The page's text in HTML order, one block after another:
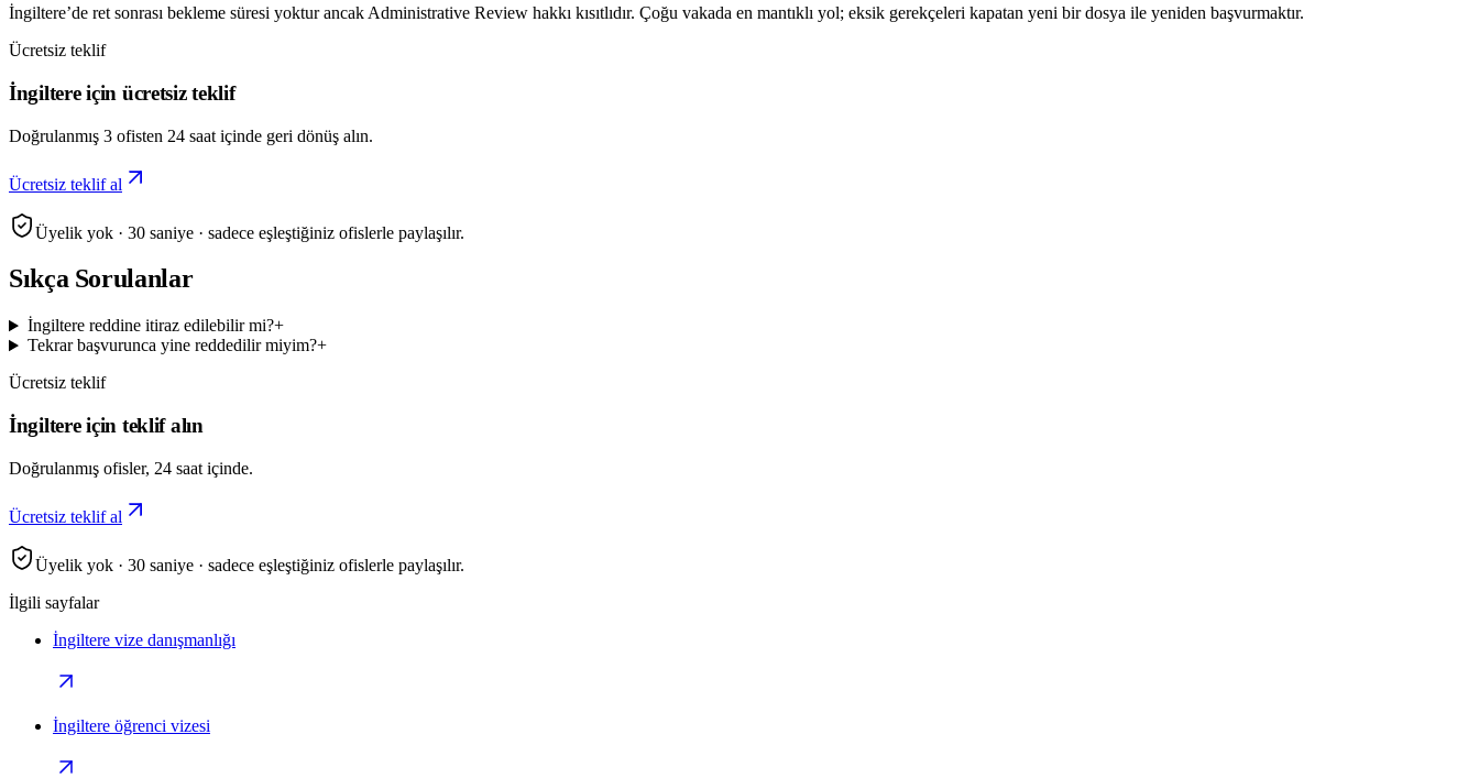
İngiltere’de ret sonrası bekleme süresi yoktur ancak Administrative Review hakkı kısıtlıdır. Çoğu vakada en mantıklı yol; eksik gerekçeleri kapatan yeni bir dosya ile yeniden başvurmaktır.
Ücretsiz teklif
İngiltere için ücretsiz teklif
Doğrulanmış 3 ofisten 24 saat içinde geri dönüş alın.
Ücretsiz teklif al
Üyelik yok · 30 saniye · sadece eşleştiğiniz ofislerle paylaşılır.
Sıkça Sorulanlar
İngiltere reddine itiraz edilebilir mi?+
Tekrar başvurunca yine reddedilir miyim?+
Ücretsiz teklif
İngiltere için teklif alın
Doğrulanmış ofisler, 24 saat içinde.
Ücretsiz teklif al
Üyelik yok · 30 saniye · sadece eşleştiğiniz ofislerle paylaşılır.
İlgili sayfalar
İngiltere vize danışmanlığı
İngiltere öğrenci vizesi